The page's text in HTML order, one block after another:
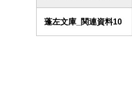
蓬左文庫_関連資料10